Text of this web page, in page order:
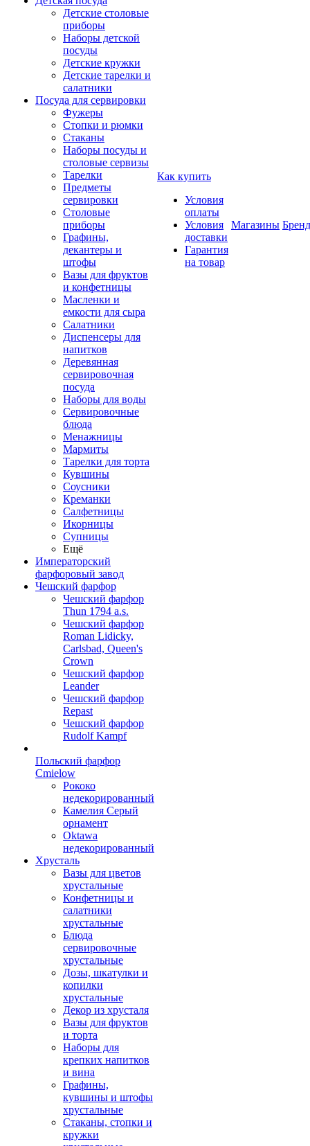
Детские столовые
приборы
Наборы детской
посуды
Детские кружки
Детские тарелки и
салатники
Посуда для сервировки
Фужеры
Стопки и рюмки
Стаканы
Наборы посуды и
столовые сервизы
Тарелки
Предметы
сервировки
Столовые
приборы
Графины,
декантеры и
штофы
Вазы для фруктов
и конфетницы
Масленки и
емкости для сыра
Салатники
Диспенсеры для
напитков
Деревянная
сервировочная
посуда
Наборы для воды
Сервировочные
блюда
Менажницы
Мармиты
Тарелки для торта
Кувшины
Соусники
Креманки
Салфетницы
Икорницы
Супницы
Ещё
Императорский
фарфоровый завод
Чешский фарфор
Чешский фарфор
Thun 1794 a.s.
Чешский фарфор
Roman Lidicky,
Carlsbad, Queen's
Crown
Чешский фарфор
Leander
Чешский фарфор
Repast
Чешский фарфор
Rudolf Kampf
Польский фарфор
Сmielow
Рококо
недекорированный
Камелия Серый
орнамент
Oktawa
недекорированный
Хрусталь
Вазы для цветов
хрустальные
Конфетницы и
салатники
хрустальные
Блюда
сервировочные
хрустальные
Дозы, шкатулки и
копилки
хрустальные
Декор из хрусталя
Вазы для фруктов
и торта
Наборы для
крепких напитков
и вина
Графины,
кувшины и штофы
хрустальные
Стаканы, стопки и
кружки
Как купить
Условия
оплаты
Условия
доставки
Гарантия
на товар
Магазины